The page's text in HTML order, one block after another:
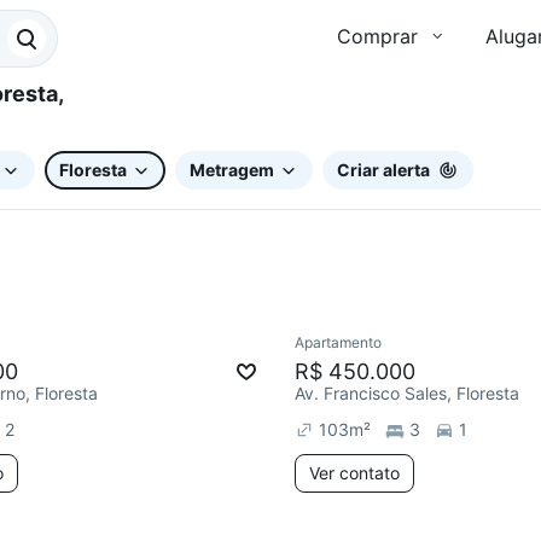
Comprar
Floresta Metragem Criar alerta
Floresta
2
Redecorar
Apartamento
R$ 450.000
Av. Francisco Sales, Floresta
103m² 3 1
Ver contato